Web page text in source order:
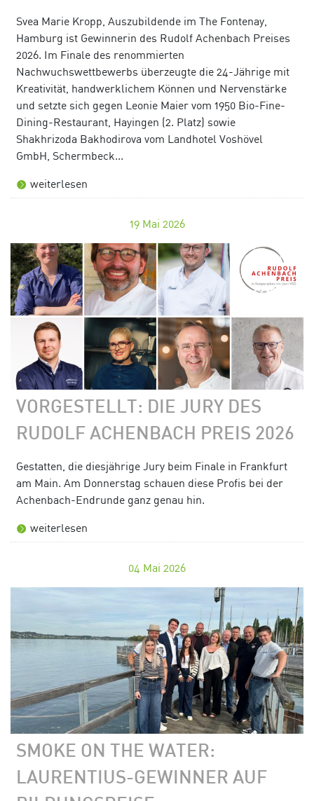
Svea Marie Kropp, Auszubildende im The Fontenay,
Hamburg ist Gewinnerin des Rudolf Achenbach Preises
2026. Im Finale des renommierten
Nachwuchswettbewerbs überzeugte die 24-Jährige mit
Kreativität, handwerklichem Können und Nervenstärke
und setzte sich gegen Leonie Maier vom 1950 Bio-Fine-
Dining-Restaurant, Hayingen (2. Platz) sowie
Shakhrizoda Bakhodirova vom Landhotel Voshövel
GmbH, Schermbeck...
weiterlesen
19 Mai 2026
VORGESTELLT: DIE JURY DES
RUDOLF ACHENBACH PREIS 2026
Gestatten, die diesjährige Jury beim Finale in Frankfurt
am Main. Am Donnerstag schauen diese Profis bei der
Achenbach-Endrunde ganz genau hin.
weiterlesen
04 Mai 2026
SMOKE ON THE WATER:
LAURENTIUS-GEWINNER AUF